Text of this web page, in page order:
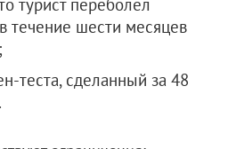
турист переболел
течение шести месяцев
теста, сделанный за 48